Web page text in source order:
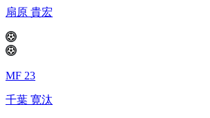
扇原 貴宏
MF 23
千葉 寛汰